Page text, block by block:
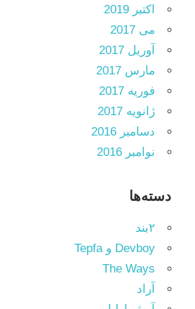
اکتبر 2019
می 2017
آوریل 2017
مارس 2017
فوریه 2017
ژانویه 2017
دسامبر 2016
نوامبر 2016
دسته‌ها
۲بند
Devboy و Tepfa
The Ways
آراد